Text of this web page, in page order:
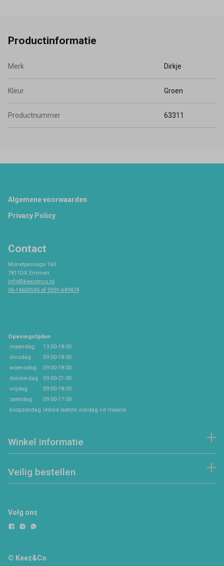
Productinformatie
Merk Dirkje
Kleur Groen
Productnummer 63311
Footer
Algemene voorwaarden
Privacy Policy
Contact
Monetpassage 160
7811DX Emmen
info@keezenco.nl
06-14600545 of 0591-649474
Openingstijden
maandag
13:00-18:00
dinsdag
09:00-18:00
woensdag
09:00-18:00
donderdag
09:00-21:00
vrijdag
09:00-18:00
zaterdag
09:00-17:00
koopzondag iedere laatste zondag vd maand
Winkel informatie
Veilig bestellen
Volg ons
© Keez&Co